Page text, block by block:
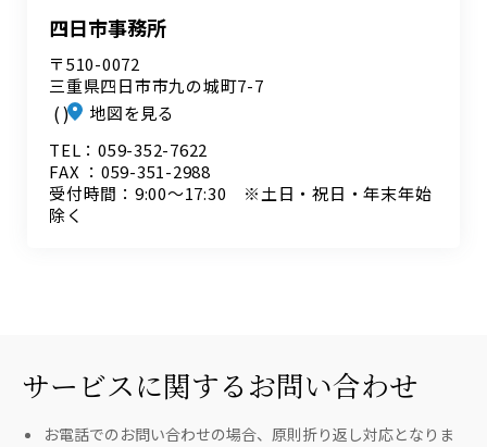
四日市事務所
〒510-0072
三重県四日市市九の城町7-7
地図を見る
TEL：059-352-7622
FAX ：059-351-2988
受付時間：9:00～17:30 ※土日・祝日・年末年始
除く
サービスに関するお問い合わせ
お電話でのお問い合わせの場合、原則折り返し対応となりま